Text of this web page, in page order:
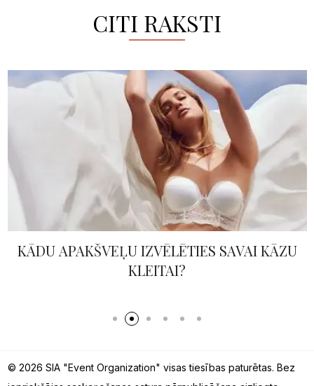
CITI RAKSTI
KĀDU APAKŠVEĻU IZVĒLĒTIES SAVAI KĀZU
KLEITAI?
© 2026 SIA "Event Organization" visas tiesības paturētas. Bez